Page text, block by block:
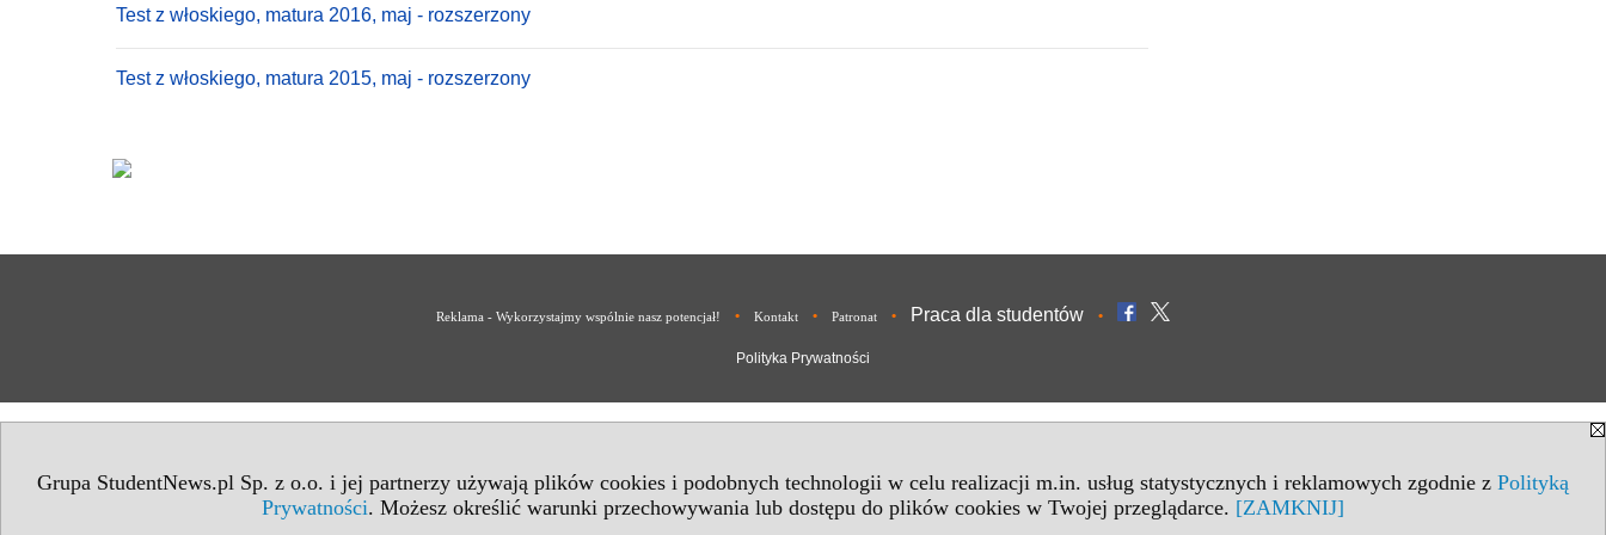
Grupa StudentNews.pl Sp. z o.o. i jej partnerzy używają plików cookies i podobnych technologii w celu realizacji m.in. usług statystycznych i reklamowych zgodnie z Polityką
Prywatności. Możesz określić warunki przechowywania lub dostępu do plików cookies w Twojej przeglądarce. [ZAMKNIJ]
Test z włoskiego, matura 2016, maj - rozszerzony
Test z włoskiego, matura 2015, maj - rozszerzony
Reklama - Wykorzystajmy wspólnie nasz potencjał! • Kontakt • Patronat • Praca dla studentów •
Polityka Prywatności